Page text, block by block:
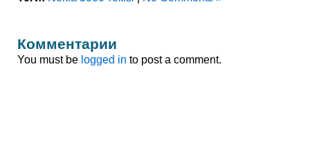
Комментарии
You must be logged in to post a comment.